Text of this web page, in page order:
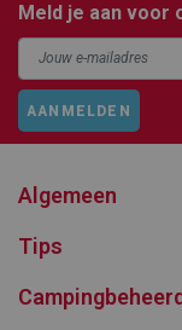
Meld je aan voor
AANMELDEN
Algemeen
Tips